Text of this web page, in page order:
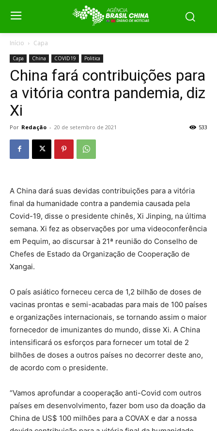
Início Capa
Capa China COVID19 Politica
China fará contribuições para
a vitória contra pandemia, diz
Xi
Por Redação - 20 de setembro de 2021 533
A China dará suas devidas contribuições para a vitória
final da humanidade contra a pandemia causada pela
Covid-19, disse o presidente chinês, Xi Jinping, na última
semana. Xi fez as observações por uma videoconferência
em Pequim, ao discursar à 21ª reunião do Conselho de
Chefes de Estado da Organização de Cooperação de
Xangai.
O país asiático forneceu cerca de 1,2 bilhão de doses de
vacinas prontas e semi-acabadas para mais de 100 países
e organizações internacionais, se tornando assim o maior
fornecedor de imunizantes do mundo, disse Xi. A China
intensificará os esforços para fornecer um total de 2
bilhões de doses a outros países no decorrer deste ano,
de acordo com o presidente.
“Vamos aprofundar a cooperação anti-Covid com outros
países em desenvolvimento, fazer bom uso da doação da
China de US$ 100 milhões para a COVAX e dar a nossa